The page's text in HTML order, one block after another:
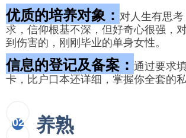
优质的培养对象： 对人生有思
求，信仰根基不深，但好奇心很强，
到伤害的，刚刚毕业的单身女性。
信息的登记及备案： 通过要求
卡，比户口本还详细，掌握你全套的私
02 养熟